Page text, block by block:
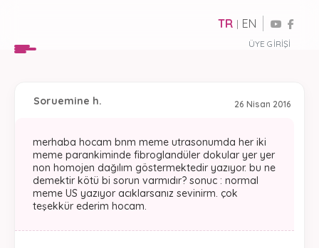
ÜYE GIRIŞI
TR | EN
26 Nisan 2016
Soruemine h.
merhaba hocam bnm meme utrasonumda her iki
meme parankiminde fibroglandüler dokular yer yer
non homojen dağılım göstermektedir yazıyor. bu ne
demektir kötü bi sorun varmıdır? sonuc : normal
meme US yazıyor acıklarsanız sevinirm. çok
teşekkür ederim hocam.